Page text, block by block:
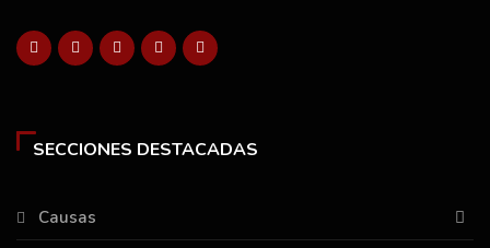
SECCIONES DESTACADAS
Causas